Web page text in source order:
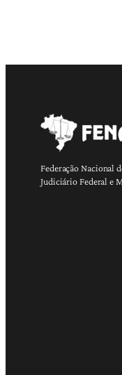
Federação Nacional
Judiciário Federal e